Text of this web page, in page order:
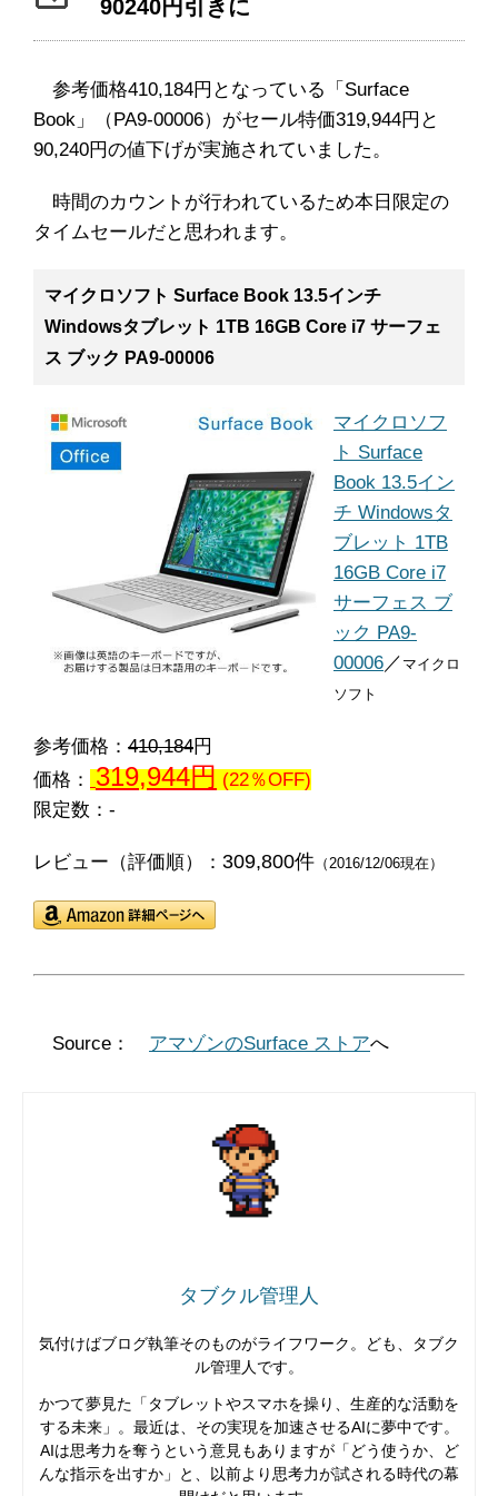
90240円引きに
参考価格410,184円となっている「Surface
Book」（PA9-00006）がセール特価319,944円と
90,240円の値下げが実施されていました。
時間のカウントが行われているため本日限定の
タイムセールだと思われます。
マイクロソフト Surface Book 13.5インチ
Windowsタブレット 1TB 16GB Core i7 サーフェ
ス ブック PA9-00006
マイクロソフ
ト Surface
Book 13.5イン
チ Windowsタ
ブレット 1TB
16GB Core i7
サーフェス ブ
ック PA9-
00006 ／ マイクロ
ソフト
参考価格： 410,184円
価格：
319,944円 (22％OFF)
限定数：-
レビュー（評価順）： 309,800件 （2016/12/06現在）
Source： アマゾンのSurface ストアへ
タブクル管理人
気付けばブログ執筆そのものがライフワーク。ども、タブク
ル管理人です。
かつて夢見た「タブレットやスマホを操り、生産的な活動を
する未来」。最近は、その実現を加速させるAIに夢中です。
AIは思考力を奪うという意見もありますが「どう使うか、ど
んな指示を出すか」と、以前より思考力が試される時代の幕